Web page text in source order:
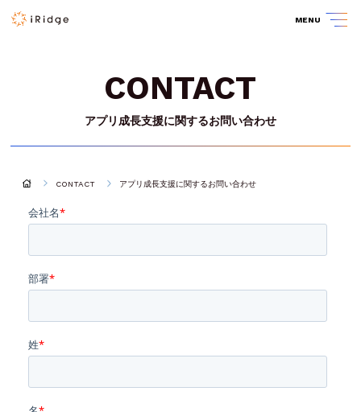
MENU
CONTACT
アプリ成長支援に関するお問い合わせ
CONTACT アプリ成長支援に関するお問い合わせ